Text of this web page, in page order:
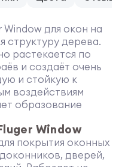
Window для окон на
дерева.
растекается по
и создаёт очень
и стойкую к
воздействиям
образование
Window
покрытия оконных
дверей,